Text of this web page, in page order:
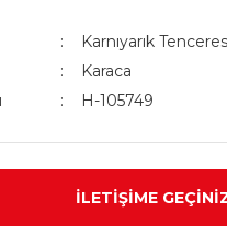
Karnıyarık
Karaca
H-105749
İLETIŞIME